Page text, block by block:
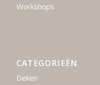
Workshops
CATEGORIEËN
Deken